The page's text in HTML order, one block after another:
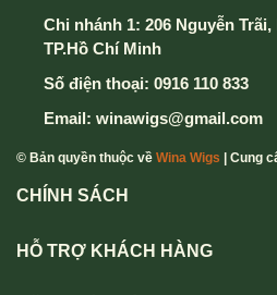
Chi nhánh 1: 206 Nguyễn
TP.Hồ Chí Minh
Số điện thoại: 0916 110 833
Email: winawigs@gmail.com
© Bản quyền thuộc về Wina Wigs | Cung
CHÍNH SÁCH
HỖ TRỢ KHÁCH HÀNG